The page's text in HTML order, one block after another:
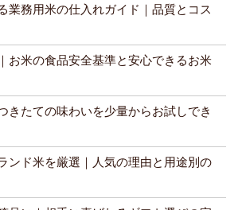
業務用米の仕入れガイド｜品質とコス
お米の食品安全基準と安心できるお米
きたての味わいを少量からお試しでき
ンド米を厳選｜人気の理由と用途別の